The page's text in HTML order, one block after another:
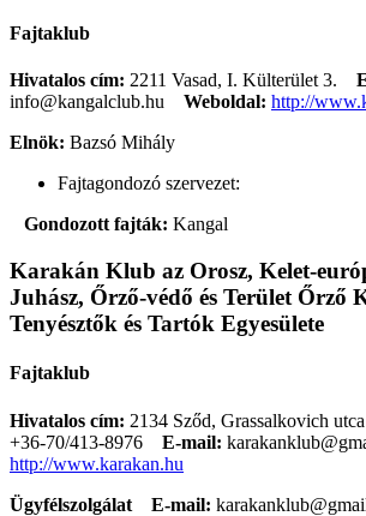
Fajtaklub
Hivatalos cím: 2211 Vasad, I. Külterület 3.
info@kangalclub.hu
Weboldal: http://
Elnök: Bazsó Mihály
Fajtagondozó szervezet:
Gondozott fajták: Kangal
Karakán Klub az Orosz, Kelet-
Juhász, Őrző-védő és Terület Őrző
Tenyésztők és Tartók Egyesülete
Fajtaklub
Hivatalos cím: 2134 Sződ, Grassalkovich
+36-70/413-8976
E-mail:
http://www.karakan.hu
Ügyfélszolgálat
E-mail: